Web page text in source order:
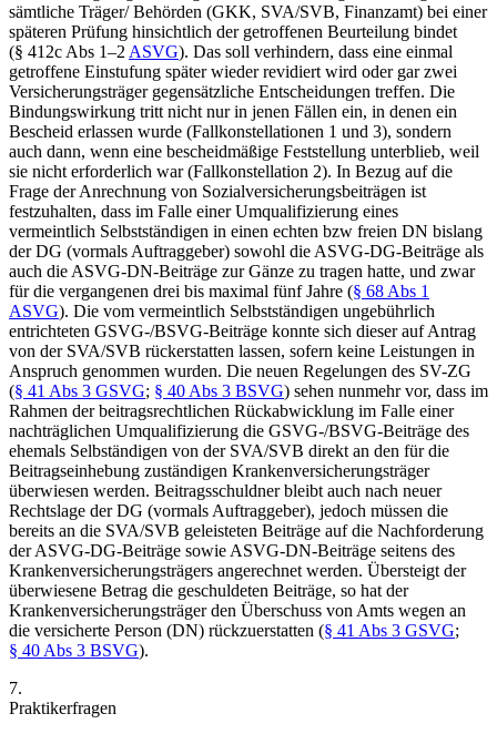
sämtliche Träger/ Behörden (GKK, SVA/SVB, Finanzamt) bei einer
späteren Prüfung hinsichtlich der getroffenen Beurteilung bindet
(§ 412c Abs 1–2 ASVG). Das soll verhindern, dass eine einmal
getroffene Einstufung später wieder revidiert wird oder gar zwei
Versicherungsträger gegensätzliche Entscheidungen treffen. Die
Bindungswirkung tritt nicht nur in jenen Fällen ein, in denen ein
Bescheid erlassen wurde (Fallkonstellationen 1 und 3), sondern
auch dann, wenn eine bescheidmäßige Feststellung unterblieb, weil
sie nicht erforderlich war (Fallkonstellation 2). In Bezug auf die
Frage der Anrechnung von Sozialversicherungsbeiträgen ist
festzuhalten, dass im Falle einer Umqualifizierung eines
vermeintlich Selbstständigen in einen echten bzw freien DN bislang
der DG (vormals Auftraggeber) sowohl die ASVG-DG-Beiträge als
auch die ASVG-DN-Beiträge zur Gänze zu tragen hatte, und zwar
für die vergangenen drei bis maximal fünf Jahre (§ 68 Abs 1
ASVG). Die vom vermeintlich Selbstständigen ungebührlich
entrichteten GSVG-/BSVG-Beiträge konnte sich dieser auf Antrag
von der SVA/SVB rückerstatten lassen, sofern keine Leistungen in
Anspruch genommen wurden. Die neuen Regelungen des SV-ZG
(§ 41 Abs 3 GSVG; § 40 Abs 3 BSVG) sehen nunmehr vor, dass im
Rahmen der beitragsrechtlichen Rückabwicklung im Falle einer
nachträglichen Umqualifizierung die GSVG-/BSVG-Beiträge des
ehemals Selbständigen von der SVA/SVB direkt an den für die
Beitragseinhebung zuständigen Krankenversicherungsträger
überwiesen werden. Beitragsschuldner bleibt auch nach neuer
Rechtslage der DG (vormals Auftraggeber), jedoch müssen die
bereits an die SVA/SVB geleisteten Beiträge auf die Nachforderung
der ASVG-DG-Beiträge sowie ASVG-DN-Beiträge seitens des
Krankenversicherungsträgers angerechnet werden. Übersteigt der
überwiesene Betrag die geschuldeten Beiträge, so hat der
Krankenversicherungsträger den Überschuss von Amts wegen an
die versicherte Person (DN) rückzuerstatten (§ 41 Abs 3 GSVG;
§ 40 Abs 3 BSVG).
7.
Praktikerfragen